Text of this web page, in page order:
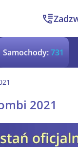
Samochody:731
2021